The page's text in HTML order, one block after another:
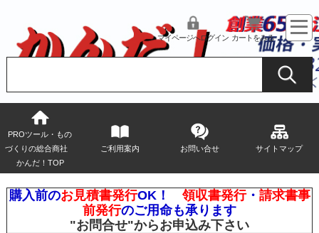
マイページへログイン カートをみる
PROツール・もの
づくりの総合商社
かんだ！TOP
ご利用案内 お問い合せ サイトマップ
購入前のお見積書発行OK！ 領収書発行・ 請求書事
前発行のご用命も承ります
"お問合せ"からお申込み下さい